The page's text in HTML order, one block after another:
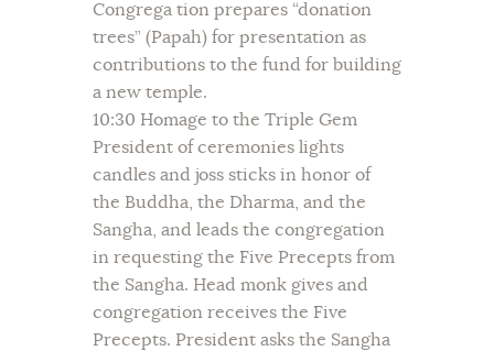
Congrega tion prepares “donation
trees” (Papah) for presentation as
contributions to the fund for building
a new temple.
10:30 Homage to the Triple Gem
President of ceremonies lights
candles and joss sticks in honor of
the Buddha, the Dharma, and the
Sangha, and leads the congregation
in requesting the Five Precepts from
the Sangha. Head monk gives and
congregation receives the Five
Precepts. President asks the Sangha